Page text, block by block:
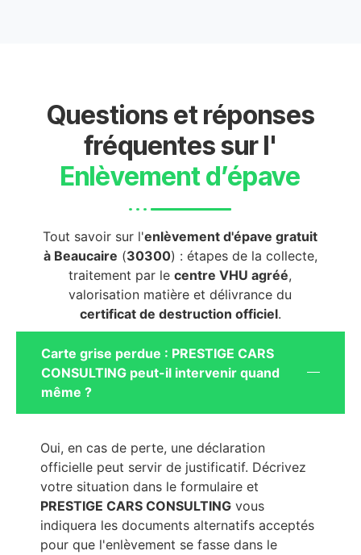
Questions et réponses
fréquentes sur l'
Enlèvement d’épave
Tout savoir sur l'enlèvement d'épave gratuit
à Beaucaire (30300) : étapes de la collecte,
traitement par lecentre VHU agréé,
valorisation matière et délivrance du
certificat de destruction officiel.
Carte grise perdue : PRESTIGE CARS
CONSULTING peut-il intervenir quand
même ?
Oui, en cas de perte, une déclaration
officielle peut servir de justificatif. Décrivez
votre situation dans le formulaire et
PRESTIGE CARS CONSULTING vous
indiquera les documents alternatifs acceptés
pour que l'enlèvement se fasse dans le